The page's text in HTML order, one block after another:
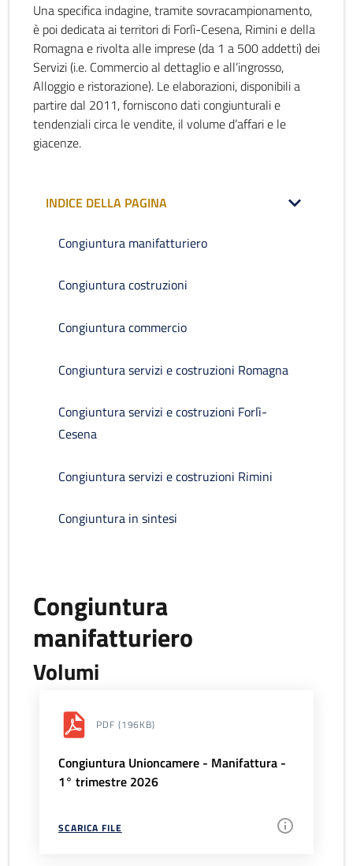
Una specifica indagine, tramite sovracampionamento,
è poi dedicata ai territori di Forlì-Cesena, Rimini e della
Romagna e rivolta alle imprese (da 1 a 500 addetti) dei
Servizi (i.e. Commercio al dettaglio e all’ingrosso,
Alloggio e ristorazione). Le elaborazioni, disponibili a
partire dal 2011, forniscono dati congiunturali e
tendenziali circa le vendite, il volume d’affari e le
giacenze.
INDICE DELLA PAGINA
Congiuntura manifatturiero
Congiuntura costruzioni
Congiuntura commercio
Congiuntura servizi e costruzioni Romagna
Congiuntura servizi e costruzioni Forlì-
Cesena
Congiuntura servizi e costruzioni Rimini
Congiuntura in sintesi
Congiuntura
manifatturiero
Volumi
PDF (196KB)
Congiuntura Unioncamere - Manifattura -
1° trimestre 2026
SCARICA FILE